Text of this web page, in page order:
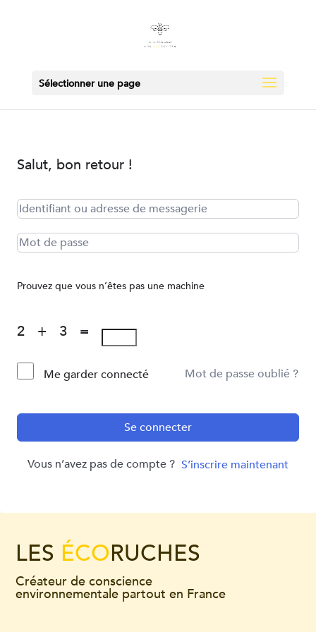
Sélectionner une page
Salut, bon retour !
Prouvez que vous n’êtes pas une machine
2 + 3 =
Me garder connecté Mot de passe oublié ?
Se connecter
Vous n’avez pas de compte ? S’inscrire maintenant
LES ÉCORUCHES
Créateur de conscience
environnementale partout en France